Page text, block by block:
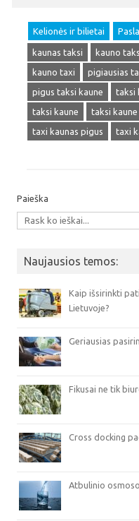
Kelionės ir bilietai
kaunas taksi kauno
kauno taxi
pigiausias
pigus taksi kaune
taksi
taksi kaune
taksi
taxi kaunas pigus
taxi
Paieška
Naujausios temos:
Kaip išsirinkti
Lietuvoje?
Geriausias
Fikusai ne tik
Cross docking
Atbulinio